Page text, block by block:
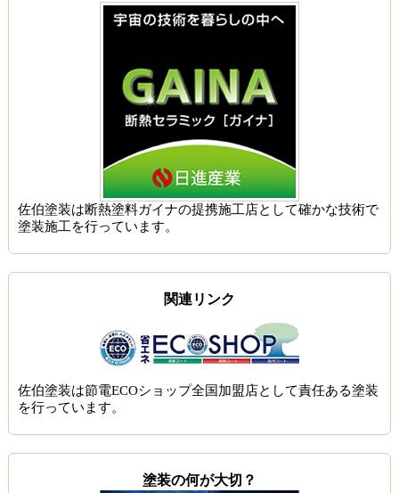
佐伯塗装は断熱塗料ガイナの提携施工店として確かな技術で
塗装施工を行っています。
関連リンク
佐伯塗装は節電ECOショップ全国加盟店として責任ある塗装
を行っています。
塗装の何が大切？